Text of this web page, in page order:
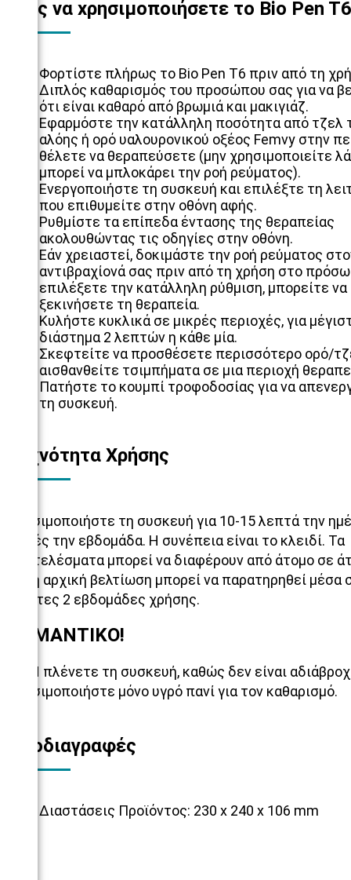
Πώς να xρησιμοποιήσετε το Bio Pen T6
Φορτίστε πλήρως το Bio Pen T6 πριν από τη
Διπλός καθαρισμός του προσώπου σας για να
ότι είναι καθαρό από βρωμιά και μακιγιάζ.
Εφαρμόστε την κατάλληλη ποσότητα από τζελ
αλόης ή ορό υαλουρονικού οξέος Femvy στην
θέλετε να θεραπεύσετε (μην χρησιμοποιείτε
μπορεί να μπλοκάρει την ροή ρεύματος).
Ενεργοποιήστε τη συσκευή και επιλέξτε τη
που επιθυμείτε στην οθόνη αφής.
Ρυθμίστε τα επίπεδα έντασης της θεραπείας
ακολουθώντας τις οδηγίες στην οθόνη.
Εάν χρειαστεί, δοκιμάστε την ροή ρεύματος
αντιβραχίονά σας πριν από τη χρήση στο
επιλέξετε την κατάλληλη ρύθμιση, μπορείτε να
ξεκινήσετε τη θεραπεία.
Κυλήστε κυκλικά σε μικρές περιοχές, για
διάστημα 2 λεπτών η κάθε μία.
Σκεφτείτε να προσθέσετε περισσότερο ορό/
αισθανθείτε τσιμπήματα σε μια περιοχή
Πατήστε το κουμπί τροφοδοσίας για να
τη συσκευή.
Συχνότητα Χρήσης
Χρησιμοποιήστε τη συσκευή για 10-15 λεπτά την
φορές την εβδομάδα. Η συνέπεια είναι το κλειδί. Τα
αποτελέσματα μπορεί να διαφέρουν από άτομο σε
μέση αρχική βελτίωση μπορεί να παρατηρηθεί μέσα
πρώτες 2 εβδομάδες χρήσης.
ΣΗΜΑΝΤΙΚΟ!
ΜΗΝ πλένετε τη συσκευή, καθώς δεν είναι
Χρησιμοποιήστε μόνο υγρό πανί για τον καθαρισμό.
Προδιαγραφές
Διαστάσεις Προϊόντος: 230 x 240 x 106 mm